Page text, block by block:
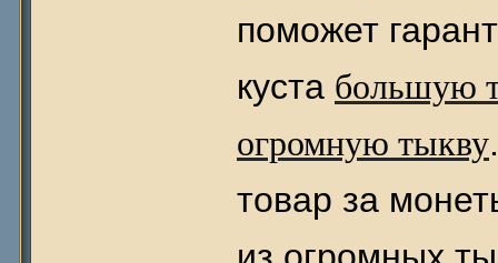
поможет
куста большую
огромную тыкву
товар за